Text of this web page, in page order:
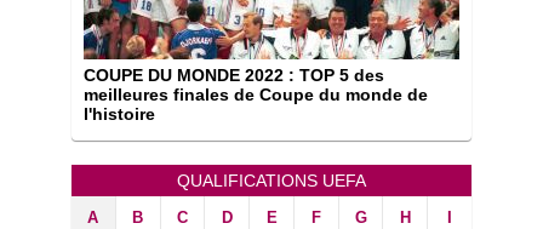
COUPE DU MONDE 2022 : TOP 5 des
meilleures finales de Coupe du monde de
l'histoire
QUALIFICATIONS UEFA
A B C D E F G H